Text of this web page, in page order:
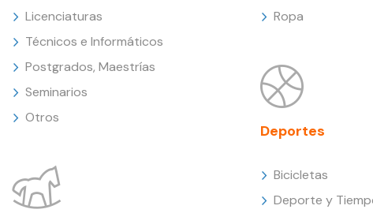
Licenciaturas
Técnicos e Informáticos
Postgrados, Maestrías
Seminarios
Otros
Ropa
Deportes
Bicicletas
Deporte y